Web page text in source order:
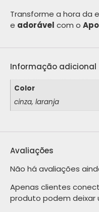
Transforme a hora da
e adorável com o
Informação adicional
Color
cinza, laranja
Avaliações
Não há avaliações
Apenas clientes
produto podem deixar